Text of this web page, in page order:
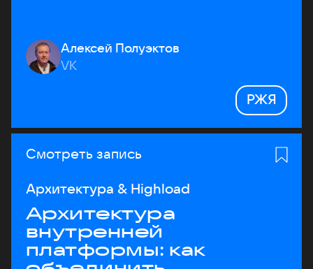
Алексей Полуэктов
VK
РЖЯ
Смотреть запись
Архитектура & Highload
Архитектура
внутренней
платформы: как